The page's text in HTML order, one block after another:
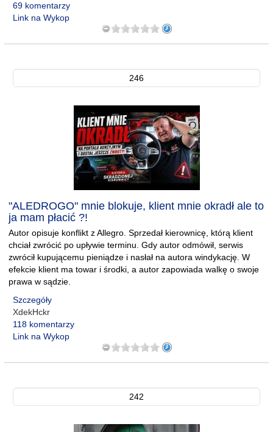
69 komentarzy
Link na Wykop
246
"ALEDROGO" mnie blokuje, klient mnie okradł ale to
ja mam płacić ?!
Autor opisuje konflikt z Allegro. Sprzedał kierownicę, którą klient
chciał zwrócić po upływie terminu. Gdy autor odmówił, serwis
zwrócił kupującemu pieniądze i nasłał na autora windykację. W
efekcie klient ma towar i środki, a autor zapowiada walkę o swoje
prawa w sądzie.
Szczegóły
XdekHckr
118 komentarzy
Link na Wykop
242